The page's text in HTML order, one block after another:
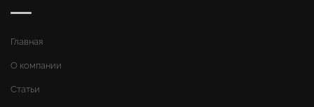
Главная
О компании
Статьи